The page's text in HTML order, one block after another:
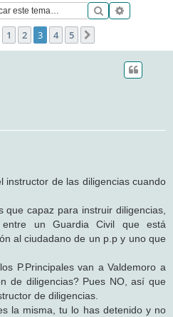
Buscar
Anterior
1 2 3 4 5
instructor de las diligencias cuando
que capaz para instruir diligencias,
un Guardia Civil que está
al ciudadano de un p.p y uno que
P.Principales van a Valdemoro a
de diligencias? Pues NO, así que
de diligencias.
la misma, tu lo has detenido y no